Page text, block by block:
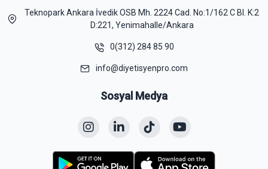
Teknopark Ankara İvedik OSB Mh. 2224 Cad. No:1/162 C Bl. K:2
D:221, Yenimahalle/Ankara
0(312) 284 85 90
info@diyetisyenpro.com
Sosyal Medya